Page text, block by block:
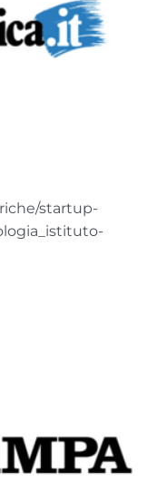
startup-